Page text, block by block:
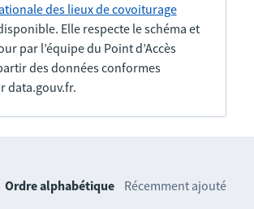
des lieux de covoiturage
Elle respecte le schéma et
par l’équipe du Point d’Accès
des données conformes
data.gouv.fr.
Ordre alphabétique Récemment ajouté